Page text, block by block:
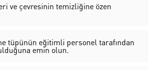
ve çevresinin temizliğine özen
tüpünün eğitimli personel tarafından
emin olun.